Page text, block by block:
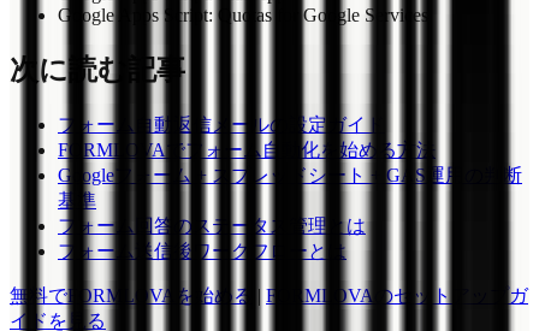
Google Apps Script: Quotas for Google Services
次に読む記事
フォーム自動返信メールの設定ガイド
FORMLOVAでフォーム自動化を始める方法
Googleフォーム + スプレッドシート + GAS運用の判断
基準
フォーム回答のステータス管理とは
フォーム送信後ワークフローとは
無料でFORMLOVAを始める | FORMLOVAのセットアップガ
イドを見る